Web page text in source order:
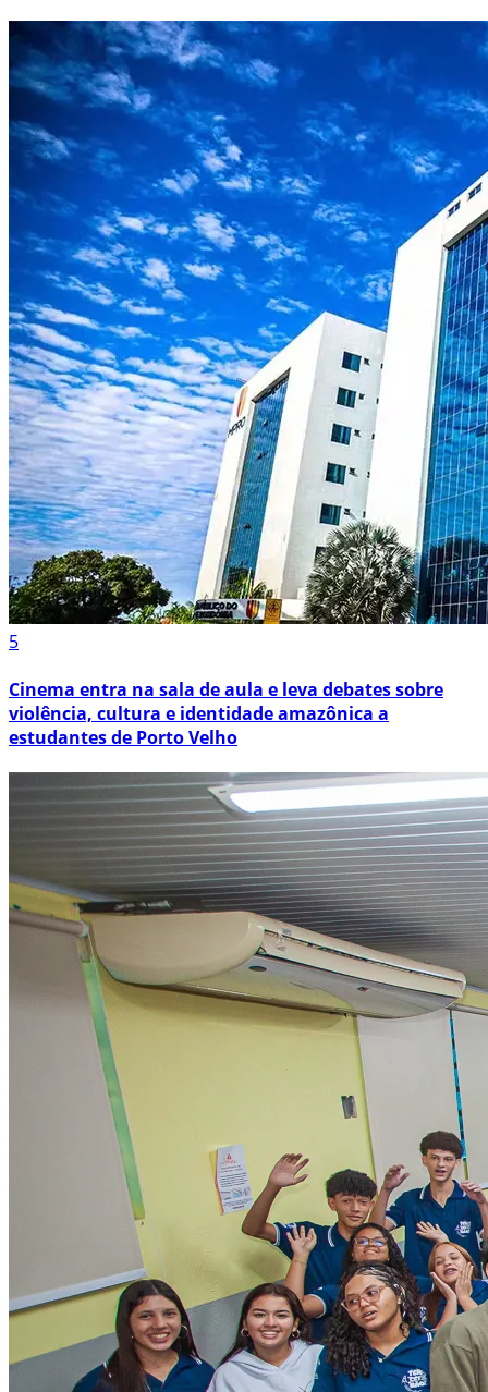
5
Cinema entra na sala de aula e leva debates sobre
violência, cultura e identidade amazônica a
estudantes de Porto Velho